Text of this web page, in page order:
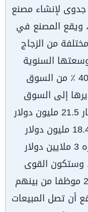
لإنشاء مصنع
ويقع المصنع في
من الزجاج
السنوية
40،000 طن ، وسوف تغطي 40 ٪ من السوق
تصديرها إلى السوق
الأردني. سيكون إجمالي الاستثمار 21.5 مليون دولار
أمريكي باستثمار أولي قدره 18.4 مليون دولار
أمريكي ، ورأس مال عامل قدره 3 ملايين دولار
الإنتاج 3 أشهر. وستكون القوى
البشرية اللازمة لهذا المصنع 232 موظفا من بينهم
أن تصل المبيعات